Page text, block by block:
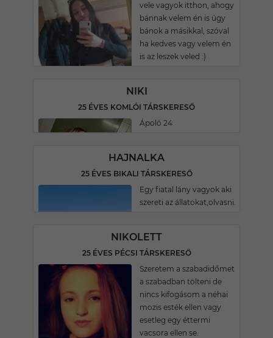
vele vagyok itthon, ahogy
bánnak velem én is úgy
bánok a másikkal, szóval
ha kedves vagy velem én
is az leszek veled :)
NIKI
25 ÉVES KOMLÓI TÁRSKERESŐ
Ápoló 24
HAJNALKA
25 ÉVES BIKALI TÁRSKERESŐ
Egy fiatal lány vagyok aki
szereti az állatokat,olvasni.
NIKOLETT
25 ÉVES PÉCSI TÁRSKERESŐ
Szeretem a szabadidőmet
a szabadban tölteni de
nincs kifogásom a néhai
mozis esték ellen vagy
esetleg egy éttermi
vacsora ellen se.